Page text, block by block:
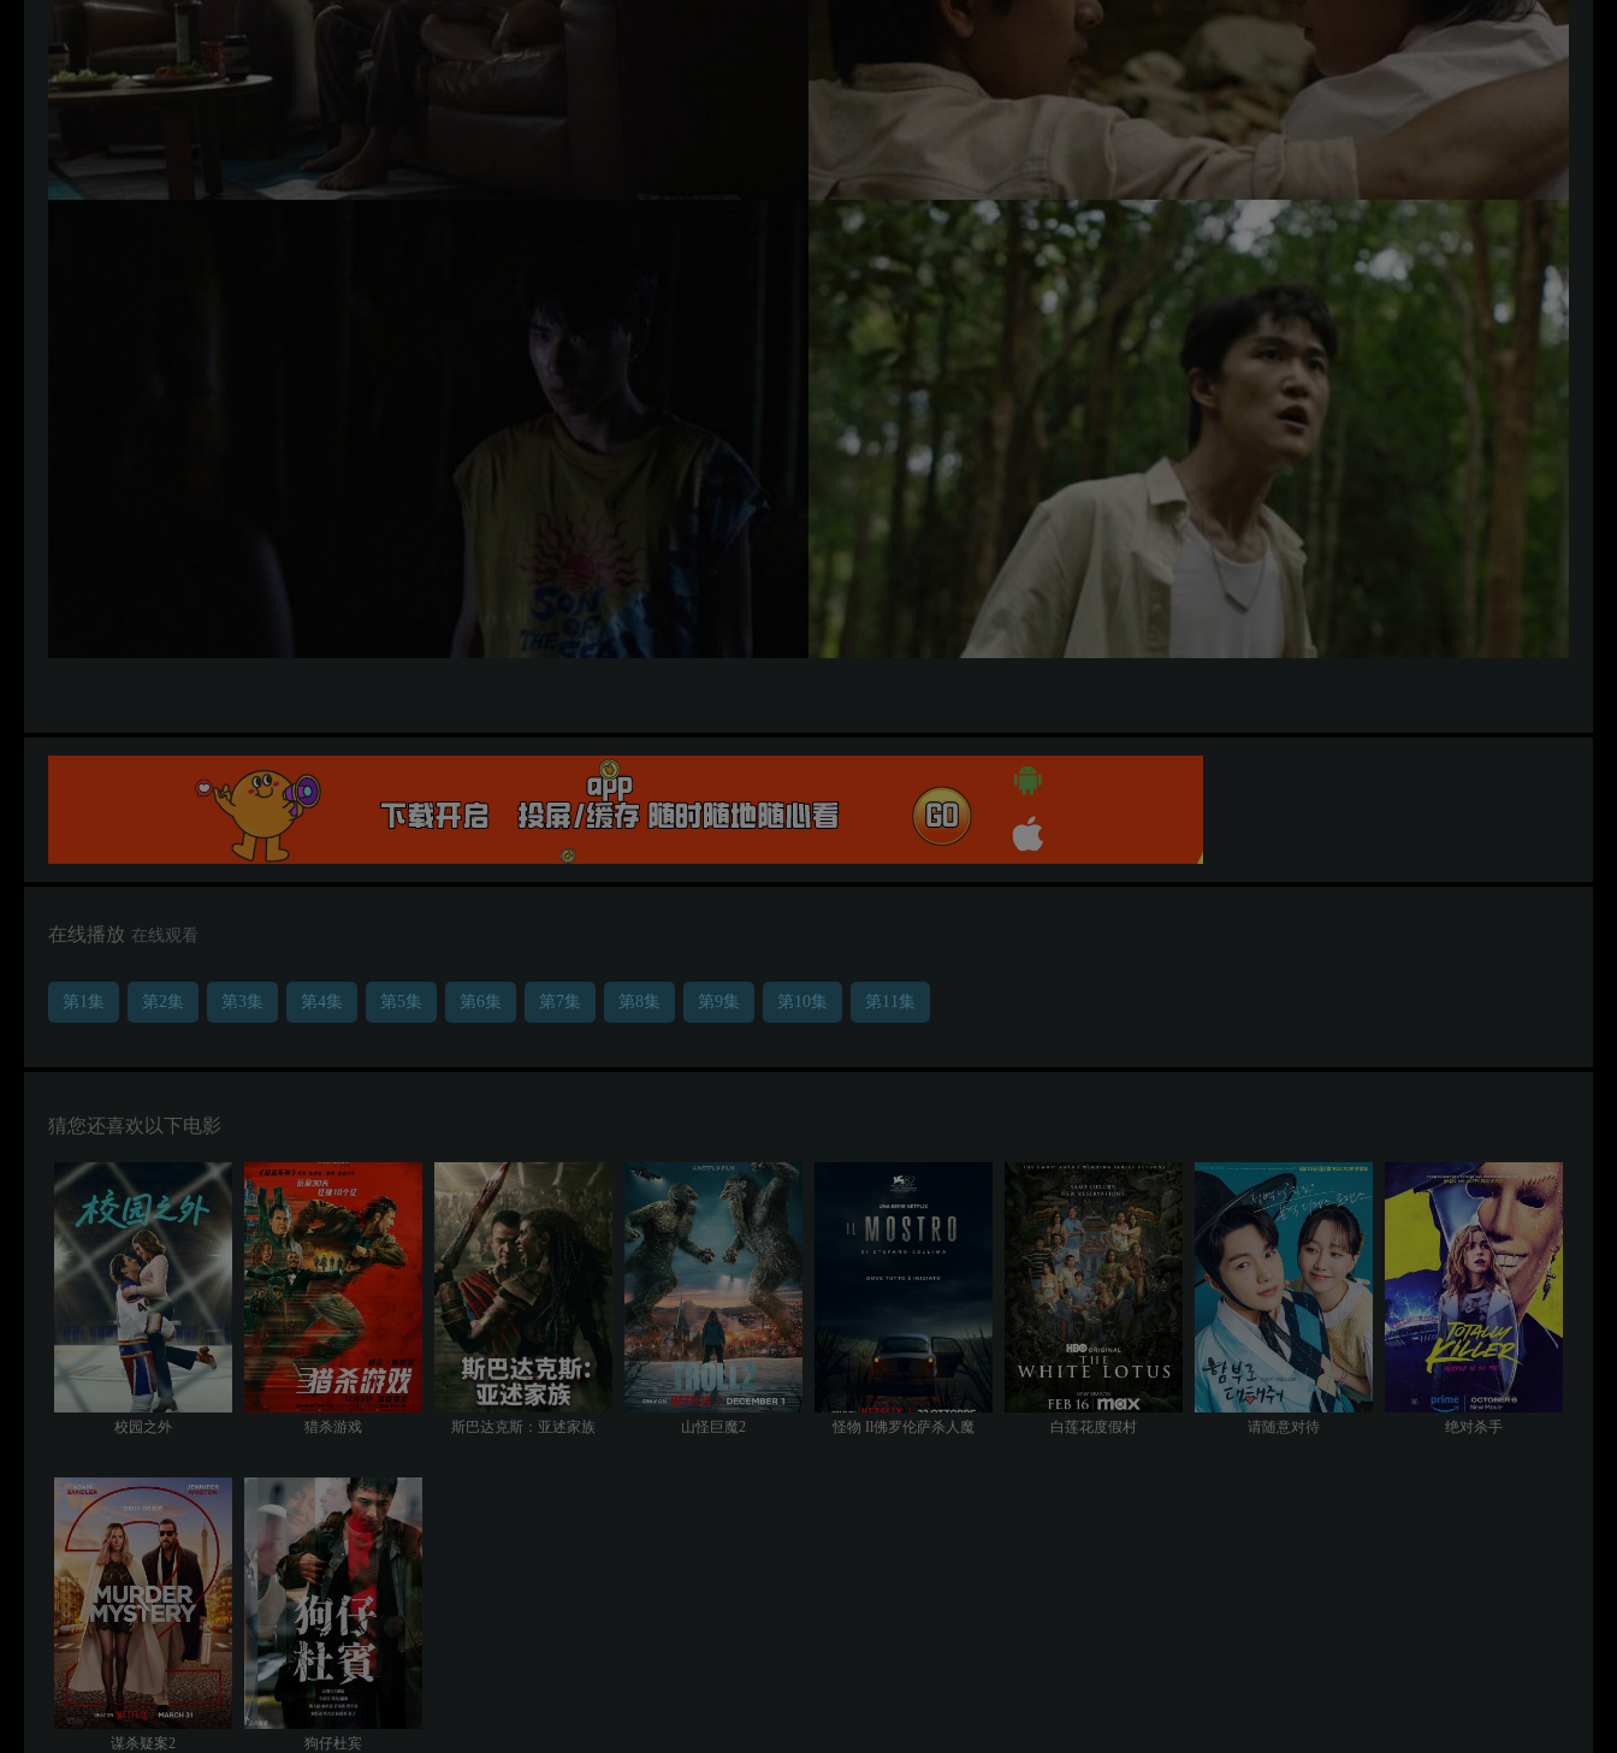
在线播放 在线观看
第1集 第2集 第3集 第4集 第5集 第6集 第7集 第8集 第9集 第10集 第11集
猜您还喜欢以下电影
校园之外 猎杀游戏 斯巴达克斯：亚述家族 山怪巨魔2 怪物 Il佛罗伦萨杀人魔 白莲花度假村 请随意对待 绝对杀手
谋杀疑案2 狗仔杜宾